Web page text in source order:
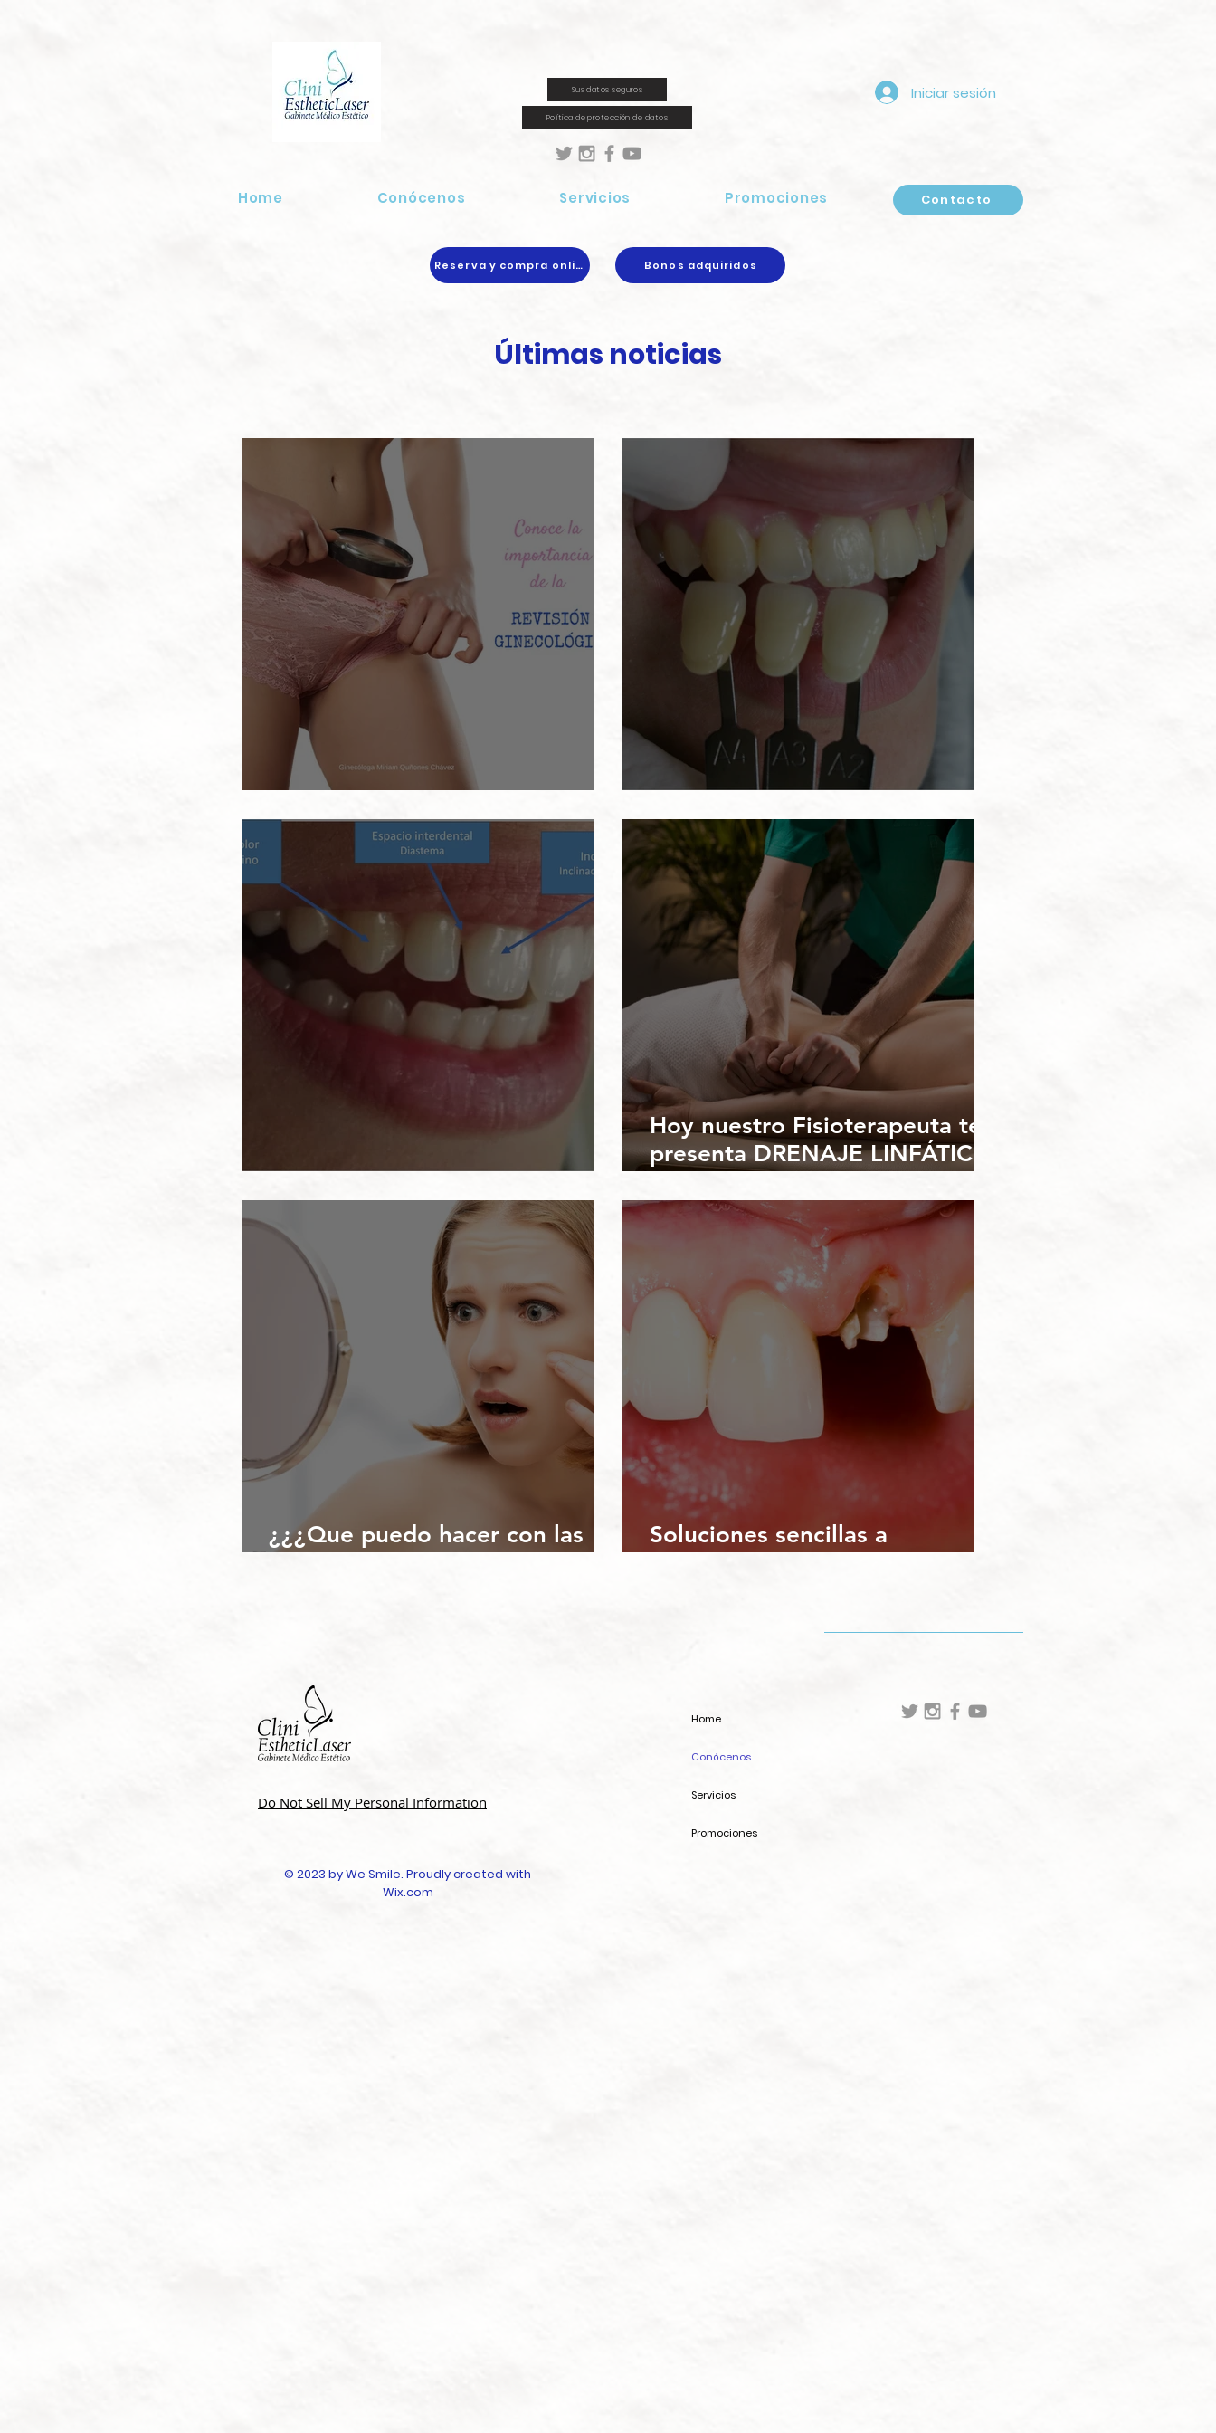
Sus datos seguros
Política de protección de datos
Iniciar sesión
Home Conócenos Servicios Promociones Contacto
Reserva y compra online Bonos adquiridos
Últimas noticias
Hoy nuestro Fisioterapeuta te
presenta DRENAJE LINFÁTICO
¿¿¿Que puedo hacer con las
Soluciones sencillas a
Do Not Sell My Personal Information
Home
Conócenos
Servicios
Promociones
© 2023 by We Smile. Proudly created with
Wix.com